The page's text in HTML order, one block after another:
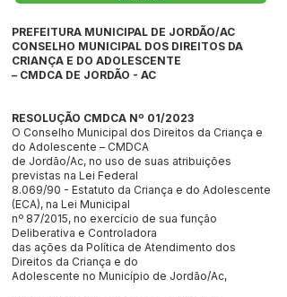
PREFEITURA MUNICIPAL DE JORDÃO/AC
CONSELHO MUNICIPAL DOS DIREITOS DA
CRIANÇA E DO ADOLESCENTE
– CMDCA DE JORDÃO - AC
RESOLUÇÃO CMDCA Nº 01/2023
O Conselho Municipal dos Direitos da Criança e
do Adolescente – CMDCA
de Jordão/Ac, no uso de suas atribuições
previstas na Lei Federal
8.069/90 - Estatuto da Criança e do Adolescente
(ECA), na Lei Municipal
nº 87/2015, no exercício de sua função
Deliberativa e Controladora
das ações da Política de Atendimento dos
Direitos da Criança e do
Adolescente no Município de Jordão/Ac,